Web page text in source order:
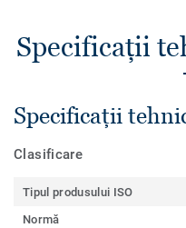
Specificații
Specificații
Clasificare
Tipul produsului ISO
Normă